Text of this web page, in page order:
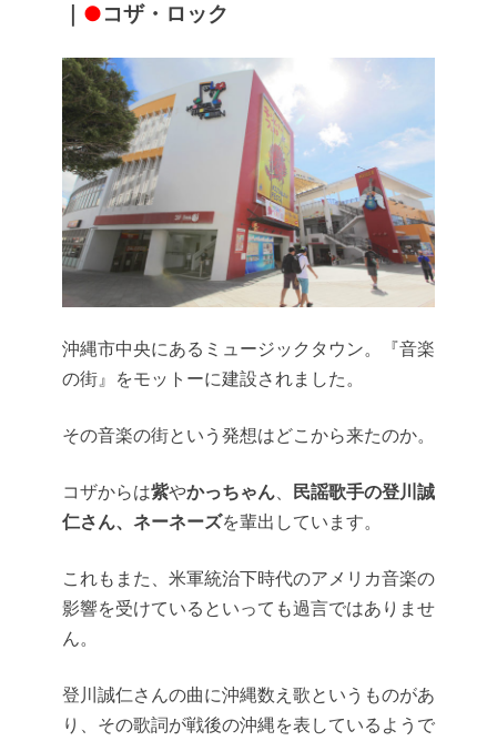
●コザ・ロック
沖縄市中央にあるミュージックタウン。『音楽
の街』をモットーに建設されました。
その音楽の街という発想はどこから来たのか。
コザからは紫やかっちゃん
民謡歌手の登川誠
仁さん、ネーネーズを輩出しています。
これもまた、米軍統治下時代のアメリカ音楽の
影響を受けているといっても過言ではありませ
ん。
登川誠仁さんの曲に沖縄数え歌というものがあ
り、その歌詞が戦後の沖縄を表しているようで